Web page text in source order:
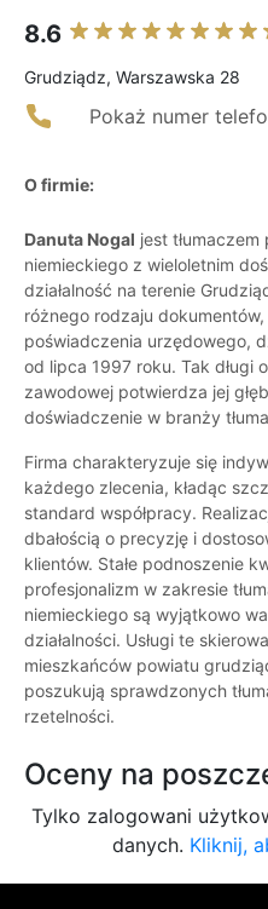
8.6
Grudziądz, Warszawska 28
Pokaż numer
O firmie:
Danuta Nogal jest tłumaczem
niemieckiego z wieloletnim
działalność na terenie
różnego rodzaju
poświadczenia urzędowego,
od lipca 1997 roku. Tak długi
zawodowej potwierdza jej
doświadczenie w branży
Firma charakteryzuje się
każdego zlecenia, kładąc
standard współpracy.
dbałością o precyzję i
klientów. Stałe podnoszenie
profesjonalizm w zakresie
niemieckiego są wyjątkowo
działalności. Usługi te
mieszkańców powiatu
poszukują sprawdzonych
rzetelności.
Oceny na
Tylko zalogowani
danych. Kliknij,